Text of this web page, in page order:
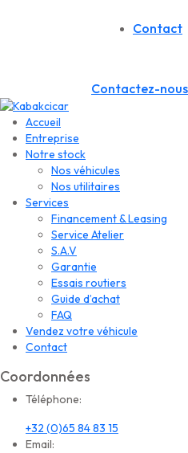
Contact
Contactez-nous
Accueil
Entreprise
Notre stock
Nos véhicules
Nos utilitaires
Services
Financement & Leasing
Service Atelier
S.A.V
Garantie
Essais routiers
Guide d’achat
FAQ
Vendez votre véhicule
Contact
Coordonnées
Téléphone:
+32 (0)65 84 83 15
Email: